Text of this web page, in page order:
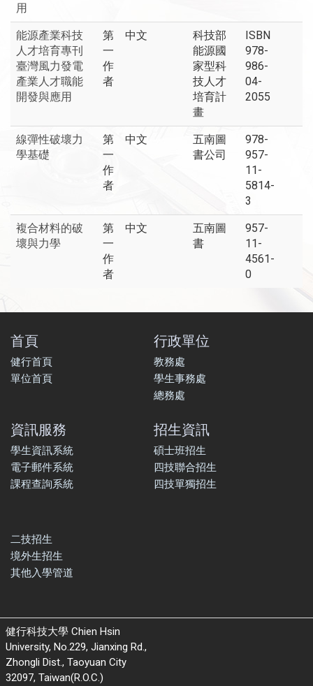
用
能源產業科技
人才培育專刊
臺灣風力發電
產業人才職能
開發與應用
第
一
作
者
中文
科技部
能源國
家型科
技人才
培育計
畫
ISBN
978-
986-
04-
2055
線彈性破壞力
學基礎
第
一
作
者
中文
五南圖
書公司
978-
957-
11-
5814-
3
複合材料的破
壞與力學
第
一
作
者
中文
五南圖
書
957-
11-
4561-
0
首頁
健行首頁
單位首頁
行政單位
教務處
學生事務處
總務處
資訊服務
學生資訊系統
電子郵件系統
課程查詢系統
招生資訊
碩士班招生
四技聯合招生
四技單獨招生
二技招生
境外生招生
其他入學管道
健行科技大學 Chien Hsin
University, No.229, Jianxing Rd.,
Zhongli Dist., Taoyuan City
32097, Taiwan(R.O.C.)